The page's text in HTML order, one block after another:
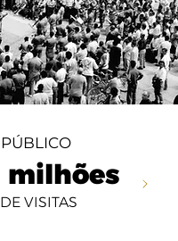
PÚBLICO
milhões
DE VISITAS